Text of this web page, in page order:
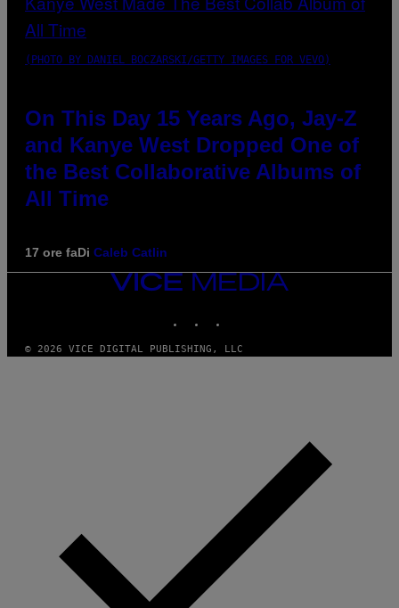
(PHOTO BY DANIEL BOCZARSKI/GETTY IMAGES FOR VEVO)
On This Day 15 Years Ago, Jay-Z
and Kanye West Dropped One of
the Best Collaborative Albums of
All Time
17 ore faDi Caleb Catlin
VICE
MEDIA
© 2026 VICE DIGITAL PUBLISHING, LLC